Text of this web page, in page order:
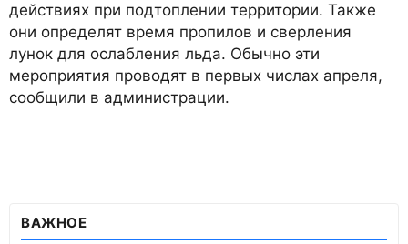
действиях при подтоплении территории. Также
они определят время пропилов и сверления
лунок для ослабления льда. Обычно эти
мероприятия проводят в первых числах апреля,
сообщили в администрации.
ВАЖНОЕ